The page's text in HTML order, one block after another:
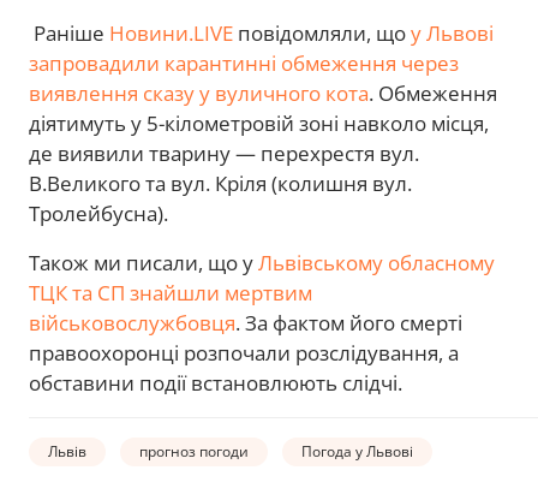
Раніше Новини.LIVE повідомляли, щоу Львові
запровадили карантинні обмеження через
виявлення сказу у вуличного кота. Обмеження
діятимуть у 5-кілометровій зоні навколо місця,
де виявили тварину — перехрестя вул.
В.Великого та вул. Кріля (колишня вул.
Тролейбусна).
Також ми писали, що уЛьвівському обласному
ТЦК та СП знайшли мертвим
військовослужбовця. За фактом його смерті
правоохоронці розпочали розслідування, а
обставини події встановлюють слідчі.
Львів прогноз погоди Погода у Львові